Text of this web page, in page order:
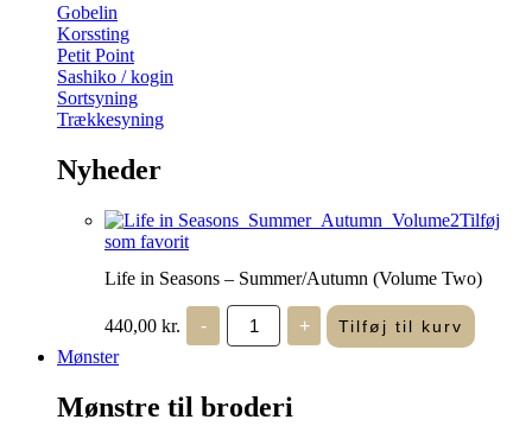
Gobelin
Korssting
Petit Point
Sashiko / kogin
Sortsyning
Trækkesyning
Nyheder
Tilføj
som favorit
Life in Seasons – Summer/Autumn (Volume Two)
440,00 kr. -
Life
Seasons
(Volume
+ Tilføj til kurv
Mønster
Mønstre til broderi